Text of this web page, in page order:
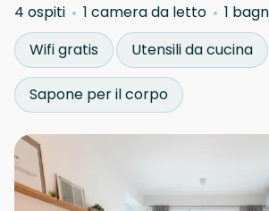
4 ospiti 1 camera da letto
1
Wifi gratis
Utensili da cucina
Sapone per il corpo